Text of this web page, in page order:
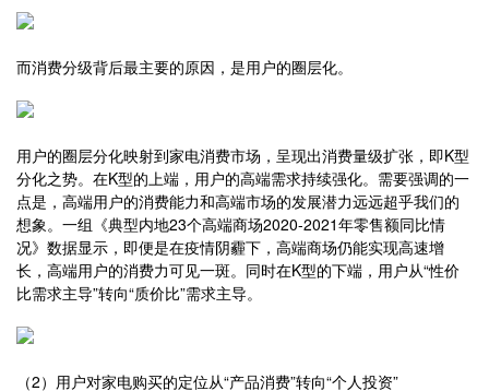
而消费分级背后最主要的原因，是用户的圈层化。
用户的圈层分化映射到家电消费市场，呈现出消费量级扩张，即K型
分化之势。在K型的上端，用户的高端需求持续强化。需要强调的一
点是，高端用户的消费能力和高端市场的发展潜力远远超乎我们的
想象。一组《典型内地23个高端商场2020-2021年零售额同比情
况》数据显示，即便是在疫情阴霾下，高端商场仍能实现高速增
长，高端用户的消费力可见一斑。同时在K型的下端，用户从“性价
比需求主导”转向“质价比”需求主导。
（2）用户对家电购买的定位从“产品消费”转向“个人投资”